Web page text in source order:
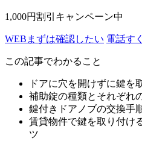
1,000円割引キャンペーン中
WEB まずは確認したい 電話す
この記事でわかること
ドアに穴を開けずに鍵を
補助錠の種類とそれぞれ
鍵付きドアノブの交換手
賃貸物件で鍵を取り付け
ツ